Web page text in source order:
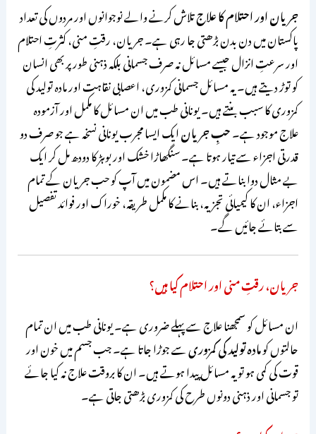
جریان اور احتلام کا علاجتلاش کرنے والے نوجوانوں اور مردوں کی تعداد
پاکستان میں دن بدن بڑھتی جا رہی ہے۔ جریان، رقتِ منی، کثرتِ احتلام
اور سرعتِ انزال جیسے مسائل نہ صرف جسمانی بلکہ ذہنی طور پر بھی انسان
کو توڑ دیتے ہیں۔ یہ مسائل جسمانی کمزوری، اعصابی نقاہت اور مادہ تولید کی
کمزوری کا سبب بنتے ہیں۔ یونانی طب میں ان مسائل کا مکمل اور آزمودہ
علاج موجود ہے۔حبِ جریانایک ایسا مجرب یونانی نسخہ ہے جو صرف دو
قدرتی اجزاء سے تیار ہوتا ہے۔ سنگھاڑا خشک اور بوہڑ کا دودھ مل کر ایک
بے مثال دوا بناتے ہیں۔ اس مضمون میں آپ کو حب جریان کے تمام
اجزاء، ان کا کیمیائی تجزیہ، بنانے کا مکمل طریقہ، خوراک اور فوائد تفصیل
سے بتائے جائیں گے۔
جریان، رقتِ منی اور احتلام کیا ہیں؟
ان مسائل کو سمجھنا علاج سے پہلے ضروری ہے۔ یونانی طب میں ان تمام
حالتوں کومادہ تولید کی کمزوریسے جوڑا جاتا ہے۔ جب جسم میں خون اور
قوت کی کمی ہو تو یہ مسائل پیدا ہوتے ہیں۔ ان کا بروقت علاج نہ کیا جائے
تو جسمانی اور ذہنی دونوں طرح کی کمزوری بڑھتی جاتی ہے۔